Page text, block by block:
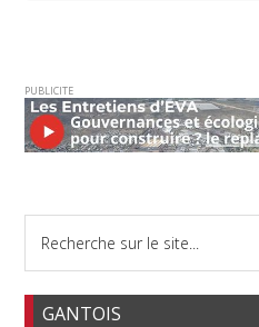
PUBLICITE
GANTOIS